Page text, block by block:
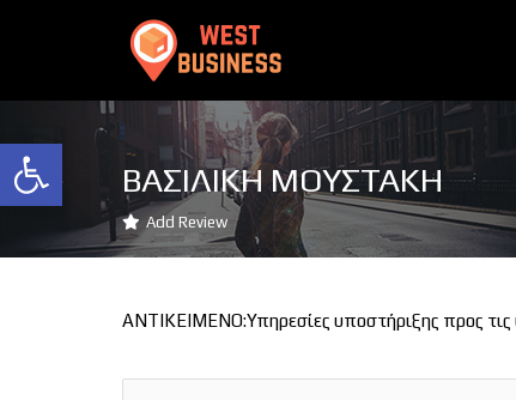
Ανοίξτε τη γραμμή εργαλείων
ΒΑΣΙΛΙΚΗ ΜΟΥΣΤΑΚΗ
Add Review
ΑΝΤΙΚΕΙΜΕΝΟ:Υπηρεσίες υποστήριξης προς